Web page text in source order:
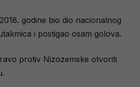
godine bio dio nacionalnog
i postigao osam golova.
protiv Nizozemske otvoriti